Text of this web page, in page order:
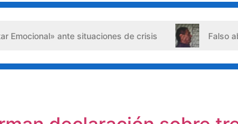
de crisis Falso abogado detenido en